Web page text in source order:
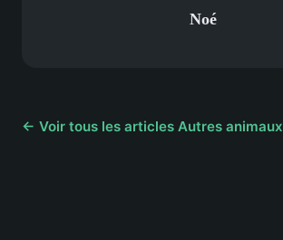
Noé
← Voir tous les articles Autres animaux